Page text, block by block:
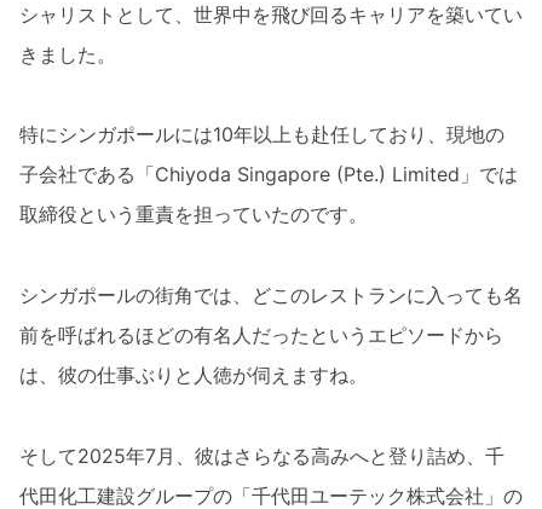
シャリストとして、世界中を飛び回るキャリアを築いてい
きました。
特にシンガポールには10年以上も赴任しており、現地の
子会社である「Chiyoda Singapore (Pte.) Limited」では
取締役という重責を担っていたのです。
シンガポールの街角では、どこのレストランに入っても名
前を呼ばれるほどの有名人だったというエピソードから
は、彼の仕事ぶりと人徳が伺えますね。
そして2025年7月、彼はさらなる高みへと登り詰め、千
代田化工建設グループの「千代田ユーテック株式会社」の